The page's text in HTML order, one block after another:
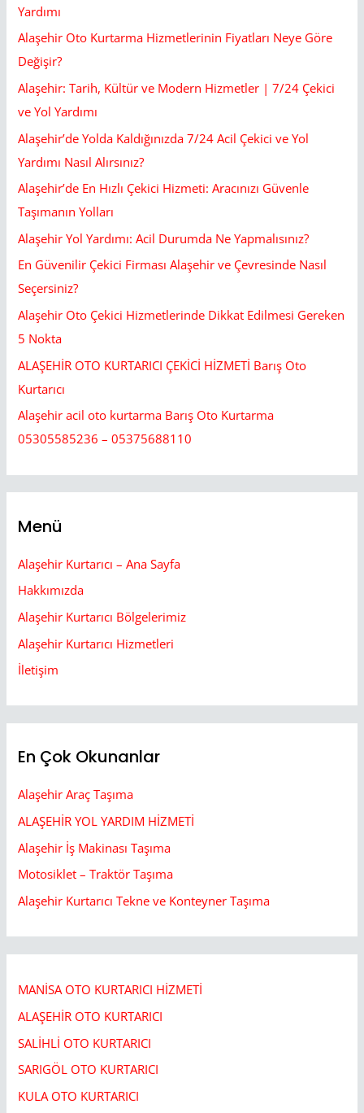
r
:
Yardımı
Alaşehir Oto Kurtarma Hizmetlerinin Fiyatları Neye Göre
Değişir?
Alaşehir: Tarih, Kültür ve Modern Hizmetler | 7/24 Çekici
ve Yol Yardımı
Alaşehir’de Yolda Kaldığınızda 7/24 Acil Çekici ve Yol
Yardımı Nasıl Alırsınız?
Alaşehir’de En Hızlı Çekici Hizmeti: Aracınızı Güvenle
Taşımanın Yolları
Alaşehir Yol Yardımı: Acil Durumda Ne Yapmalısınız?
En Güvenilir Çekici Firması Alaşehir ve Çevresinde Nasıl
Seçersiniz?
Alaşehir Oto Çekici Hizmetlerinde Dikkat Edilmesi Gereken
5 Nokta
ALAŞEHİR OTO KURTARICI ÇEKİCİ HİZMETİ Barış Oto
Kurtarıcı
Alaşehir acil oto kurtarma Barış Oto Kurtarma
05305585236 – 05375688110
Menü
Alaşehir Kurtarıcı – Ana Sayfa
Hakkımızda
Alaşehir Kurtarıcı Bölgelerimiz
Alaşehir Kurtarıcı Hizmetleri
İletişim
En Çok Okunanlar
Alaşehir Araç Taşıma
ALAŞEHİR YOL YARDIM HİZMETİ
Alaşehir İş Makinası Taşıma
Motosiklet – Traktör Taşıma
Alaşehir Kurtarıcı Tekne ve Konteyner Taşıma
MANİSA OTO KURTARICI HİZMETİ
ALAŞEHİR OTO KURTARICI​
SALİHLİ OTO KURTARICI​
SARIGÖL OTO KURTARICI​
KULA OTO KURTARICI​